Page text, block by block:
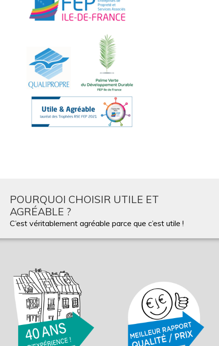
POURQUOI CHOISIR UTILE ET
AGRÉABLE ?
C’est véritablement agréable parce que c’est utile !